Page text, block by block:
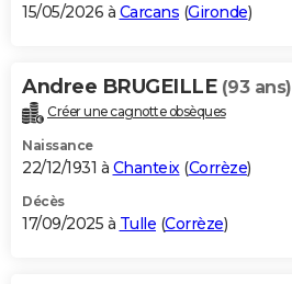
BONS PLANS
Carte de Noël
Carte Bonne année
Carte Saint-Valentin
Carte Pâques
Carte d'anniversaire
DICTIONNAIRE
Dictionnaire
Biographies
Citations
Expressions
Proverbes
PROGRAMME TV
S'inscrire
Se connecter
Lycées
Collèges
Primaires
Universités
Entreprises
Service militaire
Avis de recherche
AVIS DE DÉCÈS
15/05/2026 à Carcans (Gironde)
Andree BRUGEILLE (93 ans)
Créer une cagnotte obsèques
Naissance
22/12/1931 à Chanteix(Corrèze)
Décès
17/09/2025 à Tulle (Corrèze)